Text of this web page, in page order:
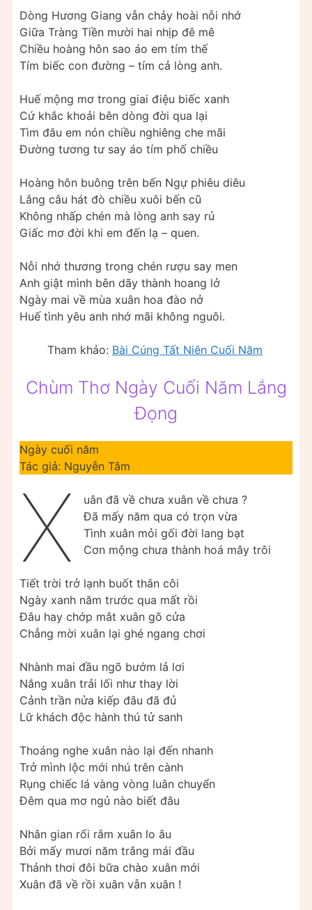
Dòng Hương Giang vẫn chảy hoài nỗi nhớ
Giữa Tràng Tiền mười hai nhịp đê mê
Chiều hoàng hôn sao áo em tím thế
Tím biếc con đường – tím cả lòng anh.
Huế mộng mơ trong giai điệu biếc xanh
Cứ khắc khoải bên dòng đời qua lại
Tìm đâu em nón chiều nghiêng che mãi
Đường tương tư say áo tím phố chiều
Hoàng hôn buông trên bến Ngự phiêu diêu
Lắng câu hát đò chiều xuôi bến cũ
Không nhấp chén mà lòng anh say rủ
Giấc mơ đời khi em đến lạ – quen.
Nỗi nhớ thương trong chén rượu say men
Anh giật mình bên dãy thành hoang lở
Ngày mai về mùa xuân hoa đào nở
Huế tình yêu anh nhớ mãi không nguôi.
Tham khảo: Bài Cúng Tất Niên Cuối Năm
Chùm Thơ Ngày Cuối Năm Lắng
Đọng
Ngày cuối năm
Tác giả: Nguyễn Tâm
X
uân đã về chưa xuân về chưa ?
Đã mấy năm qua có trọn vừa
Tình xuân mỏi gối đời lang bạt
Cơn mộng chưa thành hoá mây trôi
Tiết trời trở lạnh buốt thân côi
Ngày xanh năm trước qua mất rồi
Đâu hay chớp mắt xuân gõ cửa
Chẳng mời xuân lại ghé ngang chơi
Nhành mai đầu ngõ bướm lả lơi
Nắng xuân trải lối như thay lời
Cảnh trần nửa kiếp đâu đã đủ
Lữ khách độc hành thú tử sanh
Thoáng nghe xuân nào lại đến nhanh
Trở mình lộc mới nhú trên cành
Rụng chiếc lá vàng vòng luân chuyển
Đêm qua mơ ngủ nào biết đâu
Nhân gian rối rắm xuân lo âu
Bởi mấy mươi năm trắng mái đầu
Thảnh thơi đôi bữa chào xuân mới
Xuân đã về rồi xuân vẫn xuân !